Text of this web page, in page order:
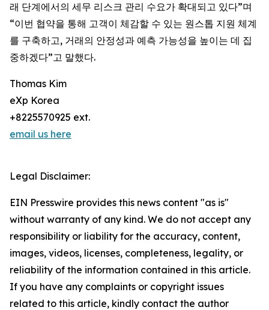
래 단계에서의 세무 리스크 관리 수요가 확대되고 있다”며
“이번 협약을 통해 고객이 체감할 수 있는 원스톱 지원 체계
를 구축하고, 거래의 안정성과 예측 가능성을 높이는 데 집
중하겠다”고 말했다.
Thomas Kim
eXp Korea
+8225570925 ext.
email us here
Legal Disclaimer:
EIN Presswire provides this news content "as is"
without warranty of any kind. We do not accept any
responsibility or liability for the accuracy, content,
images, videos, licenses, completeness, legality, or
reliability of the information contained in this article.
If you have any complaints or copyright issues
related to this article, kindly contact the author